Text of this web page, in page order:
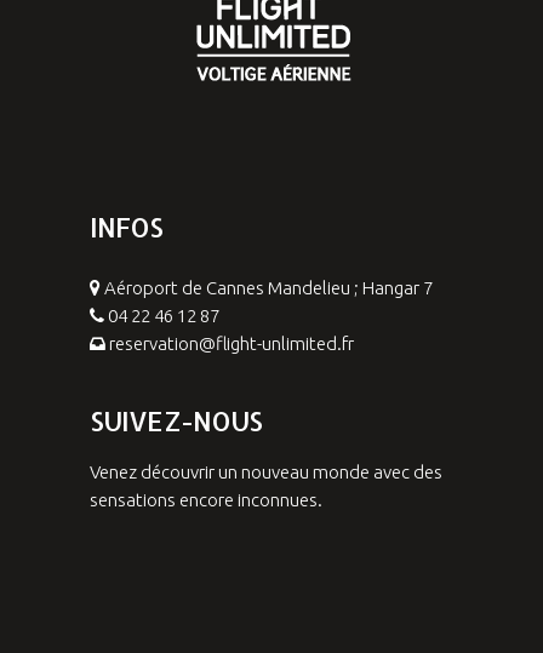
INFOS
Aéroport de Cannes Mandelieu ; Hangar 7
04 22 46 12 87
reservation@flight-unlimited.fr
SUIVEZ-NOUS
Venez découvrir un nouveau monde avec des
sensations encore inconnues.